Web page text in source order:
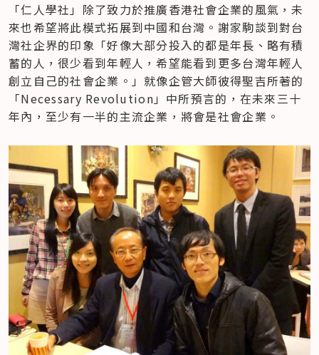
「仁人學社」除了致力於推廣香港社會企業的風氣，未
來也希望將此模式拓展到中國和台灣。謝家駒談到對台
灣社企界的印象「好像大部分投入的都是年長、略有積
蓄的人，很少看到年輕人，希望能看到更多台灣年輕人
創立自己的社會企業。」就像企管大師彼得聖吉所著的
「Necessary Revolution」中所預言的，在未來三十
年內，至少有一半的主流企業，將會是社會企業。